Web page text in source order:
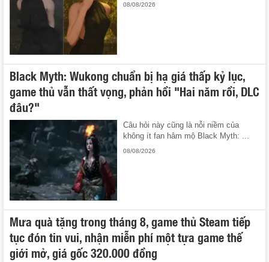
08/08/2026
Black Myth: Wukong chuẩn bị hạ giá thấp kỷ lục,
game thủ vẫn thất vọng, phản hồi "Hai năm rồi, DLC
đâu?"
Câu hỏi này cũng là nỗi niềm của
không ít fan hâm mộ Black Myth: ...
08/08/2026
Mưa quà tặng trong tháng 8, game thủ Steam tiếp
tục đón tin vui, nhận miễn phí một tựa game thế
giới mở, giá gốc 320.000 đồng